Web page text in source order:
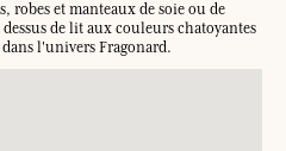
robes et manteaux de soie ou de
de lit aux couleurs chatoyantes
l'univers Fragonard.